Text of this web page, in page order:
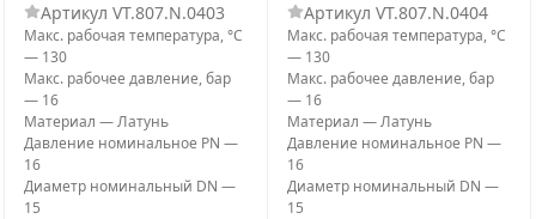
Артикул VT.807.N.0403
Макс. рабочая температура, °С
— 130
Макс. рабочее давление, бар
— 16
Материал —Латунь
Давление номинальное PN —
16
Диаметр номинальный DN —
15
Артикул VT.807.N.0404
Макс. рабочая температура, °С
— 130
Макс. рабочее давление, бар
— 16
Материал —Латунь
Давление номинальное PN —
16
Диаметр номинальный DN —
15